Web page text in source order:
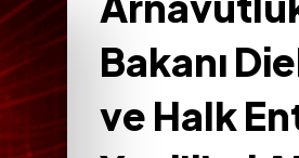
Bakanı
ve Halk